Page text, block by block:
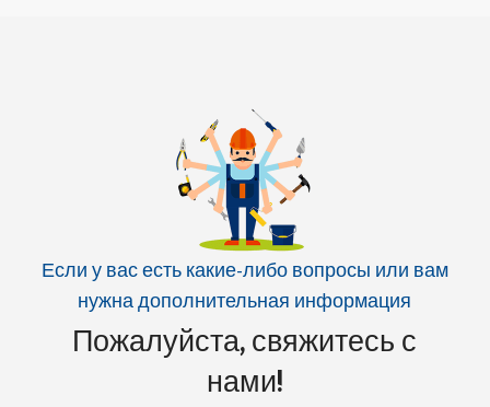
Если у вас есть какие-либо вопросы или вам
нужна дополнительная информация
Пожалуйста, свяжитесь с
нами!